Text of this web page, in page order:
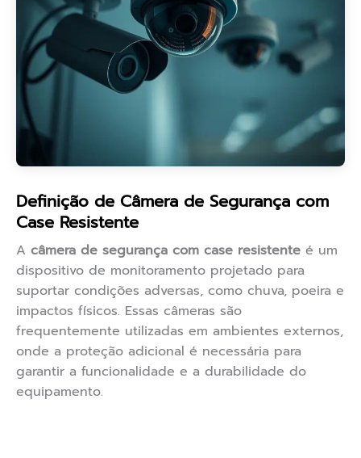
Definição de Câmera de Segurança com
Case Resistente
A câmera de segurança com case resistente é um
dispositivo de monitoramento projetado para
suportar condições adversas, como chuva, poeira e
impactos físicos. Essas câmeras são
frequentemente utilizadas em ambientes externos,
onde a proteção adicional é necessária para
garantir a funcionalidade e a durabilidade do
equipamento.